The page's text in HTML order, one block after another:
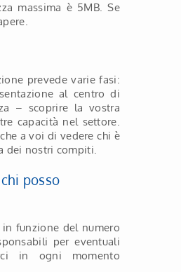
massima è 5MB. Se
prevede varie fasi:
al centro di
– scoprire la vostra
capacità nel settore.
a voi di vedere chi è
dei nostri compiti.
posso
funzione del numero
per eventuali
in ogni momento